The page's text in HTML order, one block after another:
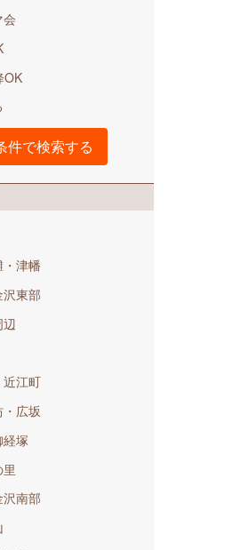
OK
津幡
東部
江町
広坂
塚
南部